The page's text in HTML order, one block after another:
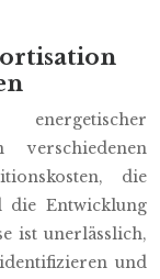
verschiedenen
die
die Entwicklung
ist unerlässlich,
und